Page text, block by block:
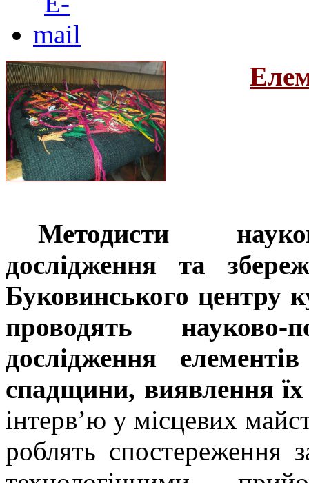
Методисти
дослідження та
Буковинського центру
проводять науково-
дослідження
спадщини, виявлення їх
інтерв’ю у місцевих
роблять спостереження